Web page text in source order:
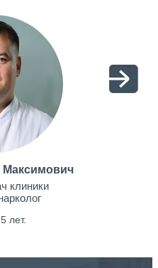
Максимович
клиники
лет.